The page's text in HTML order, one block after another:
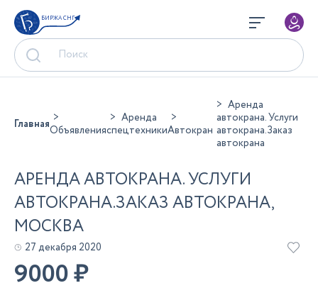
БИРЖА СНГ
ГлавнаяОбъявления
Аренда
спецтехникиАвтокран
Аренда
автокрана. Услуги
автокрана.Заказ
автокрана
АРЕНДА АВТОКРАНА. УСЛУГИ
АВТОКРАНА.ЗАКАЗ АВТОКРАНА,
МОСКВА
27 декабря 2020
9000₽